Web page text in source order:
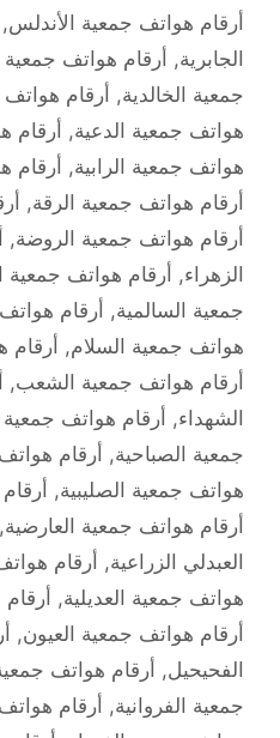
أرقام هواتف جمعية الأندلس,
الجابرية, أرقام هواتف جمعية
جمعية الخالدية, أرقام
هواتف جمعية الدعية, أرقام
هواتف جمعية الرابية, أرقام
أرقام هواتف جمعية الرقة,
أرقام هواتف جمعية الروضة,
الزهراء, أرقام هواتف جمعية
جمعية السالمية, أرقام
هواتف جمعية السلام, أرقام
أرقام هواتف جمعية الشعب,
الشهداء, أرقام هواتف
جمعية الصباحية, أرقام
هواتف جمعية الصليبية,
أرقام هواتف جمعية العارضية,
العبدلي الزراعية, أرقام
هواتف جمعية العديلية,
أرقام هواتف جمعية العيون,
الفحيحيل, أرقام هواتف
جمعية الفروانية, أرقام